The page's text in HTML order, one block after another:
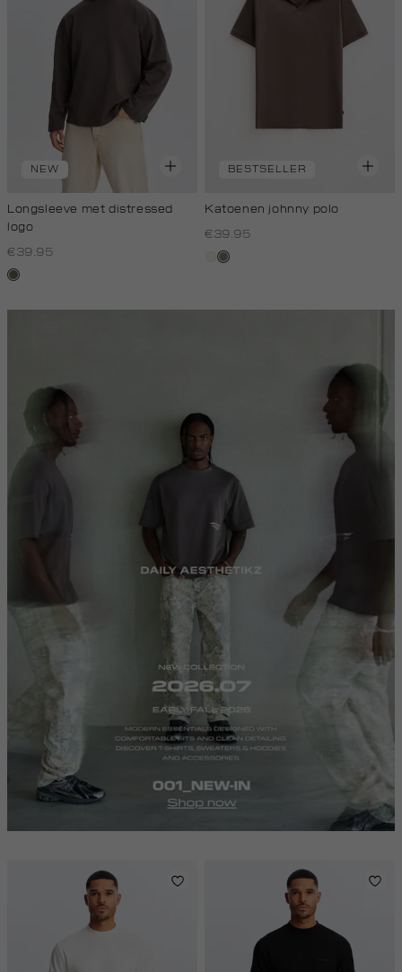
NEW
Longsleeve met distressed
logo
€39.95
lichtbruin
BESTSELLER
Katoenen johnny polo
€39.95
wit,klei